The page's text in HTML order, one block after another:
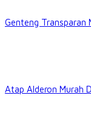
Genteng Transparan
Atap Alderon Murah